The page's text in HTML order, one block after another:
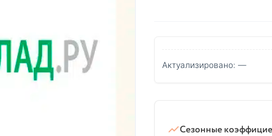
Актуализировано: —
Сезонные